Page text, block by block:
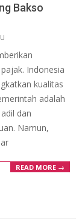
Bakso
Indonesia
kualitas
adalah
dan
Namun,
READ MORE →